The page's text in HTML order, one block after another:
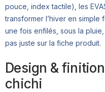
pouce, index tactile), les
transformer l’hiver en
une fois enfilés, sous la
pas juste sur la fiche produit.
Design &
chichi